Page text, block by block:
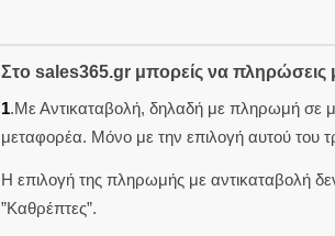
Στο sales365.gr μπορείς να πληρώσεις
1.Με Αντικαταβολή, δηλαδή με πληρωμή σε
μεταφορέα. Μόνο με την επιλογή αυτού του
Η επιλογή της πληρωμής με αντικαταβολή δεν
”Καθρέπτες”.